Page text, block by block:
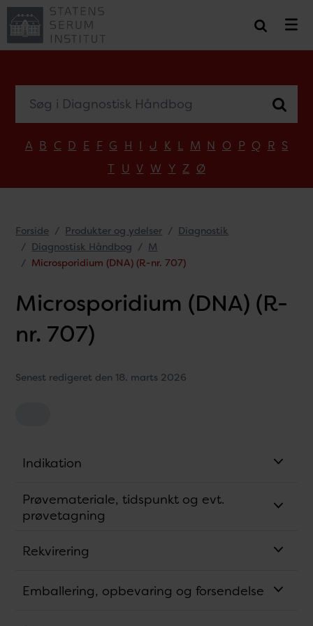
A B C D E F G H I J K L M N O P Q R S
T U V W Y Z Ø
Forside Produkter og ydelser
Diagnostik
Diagnostisk Håndbog
M
Microsporidium (DNA) (R-nr. 707)
Microsporidium (DNA) (R-
nr. 707)
Senest redigeret den 18. marts 2026
Indikation
Prøvemateriale, tidspunkt og evt.
prøvetagning
Rekvirering
Emballering, opbevaring og forsendelse